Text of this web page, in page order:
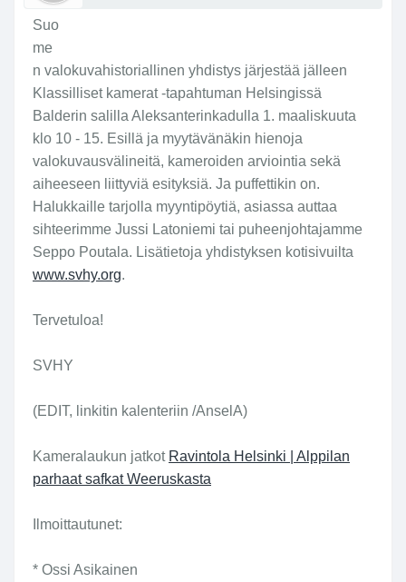
Suo
me
n valokuvahistoriallinen yhdistys järjestää jälleen
Klassilliset kamerat -tapahtuman Helsingissä
Balderin salilla Aleksanterinkadulla 1. maaliskuuta
klo 10 - 15. Esillä ja myytävänäkin hienoja
valokuvausvälineitä, kameroiden arviointia sekä
aiheeseen liittyviä esityksiä. Ja puffettikin on.
Halukkaille tarjolla myyntipöytiä, asiassa auttaa
sihteerimme Jussi Latoniemi tai puheenjohtajamme
Seppo Poutala. Lisätietoja yhdistyksen kotisivuilta
www.svhy.org.
Tervetuloa!
SVHY
(EDIT, linkitin kalenteriin /AnselA)
Kameralaukun jatkot Ravintola Helsinki | Alppilan
parhaat safkat Weeruskasta
Ilmoittautunet:
* Ossi Asikainen